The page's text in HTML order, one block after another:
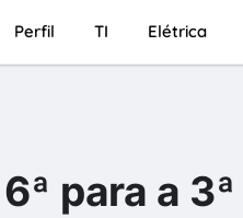
Perfil TI Elétrica
para a